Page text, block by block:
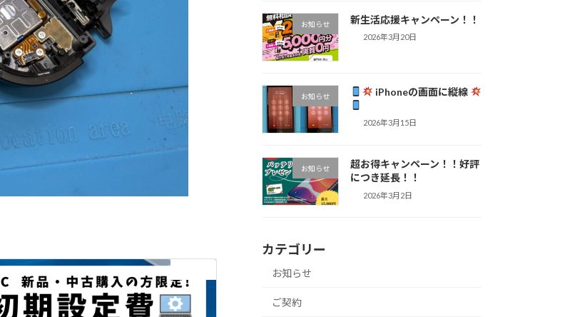
お知らせ 新生活応援キャンペーン！！
2026年3月20日
お知らせ iPhoneの画面に縦線
2026年3月15日
お知らせ
超お得キャンペーン！！好評
につき延長！！
2026年3月2日
カテゴリー
お知らせ
ご契約